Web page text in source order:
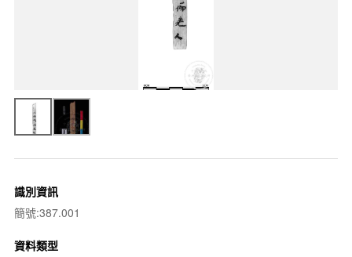
識別資訊
簡號:387.001
資料類型